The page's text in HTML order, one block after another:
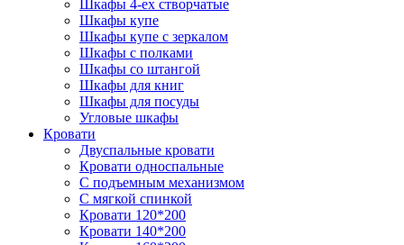
Шкафы 4-ех створчатые
Шкафы купе
Шкафы купе с зеркалом
Шкафы с полками
Шкафы со штангой
Шкафы для книг
Шкафы для посуды
Угловые шкафы
Кровати
Двуспальные кровати
Кровати односпальные
С подъемным механизмом
С мягкой спинкой
Кровати 120*200
Кровати 140*200